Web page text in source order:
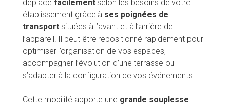
déplace facilement selon les besoins de votre
établissement grâce à ses poignées de
transport situées à l’avant et à l’arrière de
l’appareil. Il peut être repositionné rapidement pour
optimiser l’organisation de vos espaces,
accompagner l’évolution d’une terrasse ou
s’adapter à la configuration de vos événements.
Cette mobilité apporte une grande souplesse